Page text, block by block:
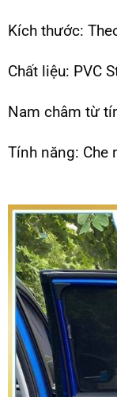
Kích thước:
Chất liệu: PVC
Nam châm từ
Tính năng: Che